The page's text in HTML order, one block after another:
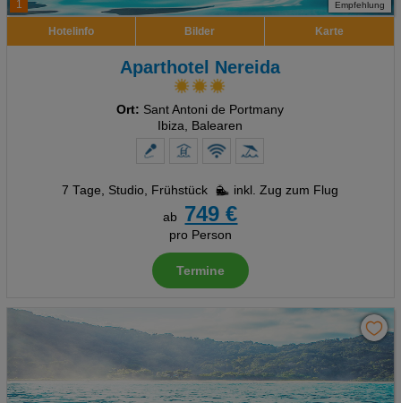
1 Empfehlung
Hotelinfo Bilder Karte
Aparthotel Nereida
Ort: Sant Antoni de Portmany
Ibiza, Balearen
7 Tage, Studio, Frühstück
inkl. Zug zum Flug
ab
749 €
pro Person
Termine